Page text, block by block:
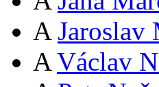
A Jaroslav
A Václav